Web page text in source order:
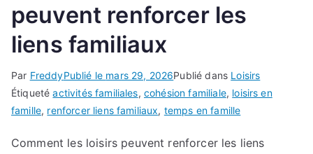
peuvent renforcer les
liens familiaux
Par FreddyPublié le mars 29, 2026Publié dans Loisirs
Étiquetéactivités familiales, cohésion familiale, loisirs en
famille, renforcer liens familiaux, temps en famille
Comment les loisirs peuvent renforcer les liens